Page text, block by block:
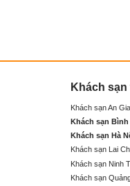
Khách sạn
Khách sạn An
Khách sạn Bình
Khách sạn Hà
Khách sạn Lai
Khách sạn Ninh
Khách sạn